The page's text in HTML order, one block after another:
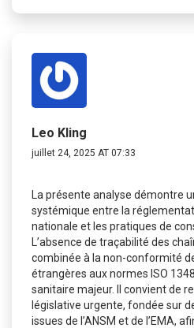
Leo Kling
juillet 24, 2025 AT 07:33
La présente analyse démontre
systémique entre la
nationale et les pratiques de
L’absence de traçabilité des
combinée à la non-conformité
étrangères aux normes ISO
sanitaire majeur. Il convient de
législative urgente, fondée sur
issues de l’ANSM et de l’EMA,